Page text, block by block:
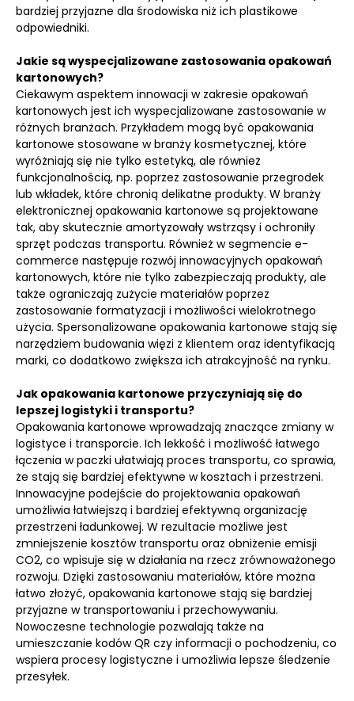
bardziej przyjazne dla środowiska niż ich plastikowe
odpowiedniki.
Jakie są wyspecjalizowane zastosowania opakowań
kartonowych?
Ciekawym aspektem innowacji w zakresie opakowań
kartonowych jest ich wyspecjalizowane zastosowanie w
różnych branżach. Przykładem mogą być opakowania
kartonowe stosowane w branży kosmetycznej, które
wyróżniają się nie tylko estetyką, ale również
funkcjonalnością, np. poprzez zastosowanie przegrodek
lub wkładek, które chronią delikatne produkty. W branży
elektronicznej opakowania kartonowe są projektowane
tak, aby skutecznie amortyzowały wstrząsy i ochroniły
sprzęt podczas transportu. Również w segmencie e-
commerce następuje rozwój innowacyjnych opakowań
kartonowych, które nie tylko zabezpieczają produkty, ale
także ograniczają zużycie materiałów poprzez
zastosowanie formatyzacji i możliwości wielokrotnego
użycia. Spersonalizowane opakowania kartonowe stają się
narzędziem budowania więzi z klientem oraz identyfikacją
marki, co dodatkowo zwiększa ich atrakcyjność na rynku.
Jak opakowania kartonowe przyczyniają się do
lepszej logistyki i transportu?
Opakowania kartonowe wprowadzają znaczące zmiany w
logistyce i transporcie. Ich lekkość i możliwość łatwego
łączenia w paczki ułatwiają proces transportu, co sprawia,
że stają się bardziej efektywne w kosztach i przestrzeni.
Innowacyjne podejście do projektowania opakowań
umożliwia łatwiejszą i bardziej efektywną organizację
przestrzeni ładunkowej. W rezultacie możliwe jest
zmniejszenie kosztów transportu oraz obniżenie emisji
CO2, co wpisuje się w działania na rzecz zrównoważonego
rozwoju. Dzięki zastosowaniu materiałów, które można
łatwo złożyć, opakowania kartonowe stają się bardziej
przyjazne w transportowaniu i przechowywaniu.
Nowoczesne technologie pozwalają także na
umieszczanie kodów QR czy informacji o pochodzeniu, co
wspiera procesy logistyczne i umożliwia lepsze śledzenie
przesyłek.